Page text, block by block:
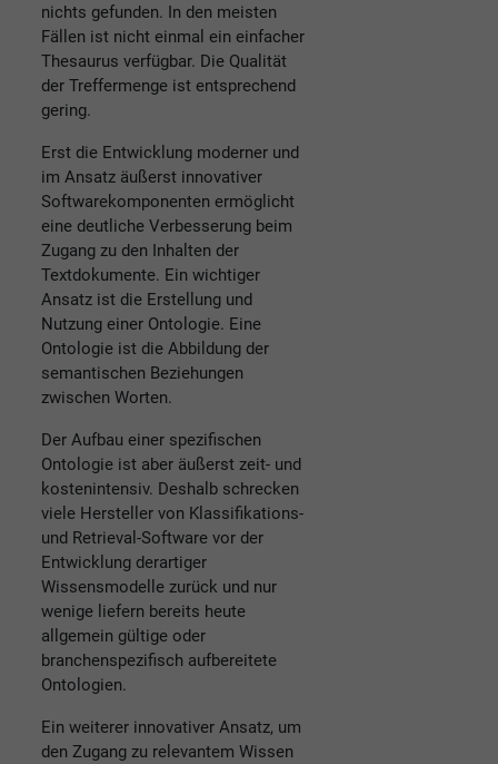
nichts gefunden. In den meisten
Fällen ist nicht einmal ein einfacher
Thesaurus verfügbar. Die Qualität
der Treffermenge ist entsprechend
gering.
Erst die Entwicklung moderner und
im Ansatz äußerst innovativer
Softwarekomponenten ermöglicht
eine deutliche Verbesserung beim
Zugang zu den Inhalten der
Textdokumente. Ein wichtiger
Ansatz ist die Erstellung und
Nutzung einer Ontologie. Eine
Ontologie ist die Abbildung der
semantischen Beziehungen
zwischen Worten.
Der Aufbau einer spezifischen
Ontologie ist aber äußerst zeit- und
kostenintensiv. Deshalb schrecken
viele Hersteller von Klassifikations-
und Retrieval-Software vor der
Entwicklung derartiger
Wissensmodelle zurück und nur
wenige liefern bereits heute
allgemein gültige oder
branchenspezifisch aufbereitete
Ontologien.
Ein weiterer innovativer Ansatz, um
den Zugang zu relevantem Wissen